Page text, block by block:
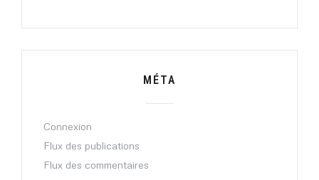
MÉTA
Connexion
Flux des publications
Flux des commentaires